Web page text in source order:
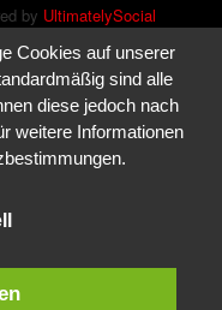
by UltimatelySocial
Cookies auf unserer
sind alle
diese jedoch nach
weitere Informationen